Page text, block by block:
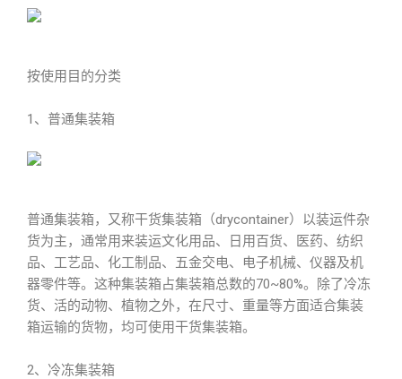
按使用目的分类
1、普通集装箱
普通集装箱，又称干货集装箱（drycontainer）以装运件杂
货为主，通常用来装运文化用品、日用百货、医药、纺织
品、工艺品、化工制品、五金交电、电子机械、仪器及机
器零件等。这种集装箱占集装箱总数的70~80%。除了冷冻
货、活的动物、植物之外，在尺寸、重量等方面适合集装
箱运输的货物，均可使用干货集装箱。
2、冷冻集装箱